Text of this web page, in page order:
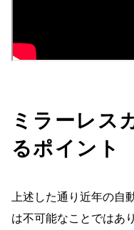
ミラーレス
るポイント
上述した通り近年の自
は不可能なことではあ